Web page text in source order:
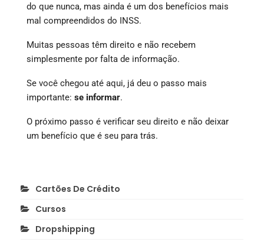
do que nunca, mas ainda é um dos benefícios mais
mal compreendidos do INSS.
Muitas pessoas têm direito e não recebem
simplesmente por falta de informação.
Se você chegou até aqui, já deu o passo mais
importante: se informar.
O próximo passo é verificar seu direito e não deixar
um benefício que é seu para trás.
Cartões De Crédito
Cursos
Dropshipping